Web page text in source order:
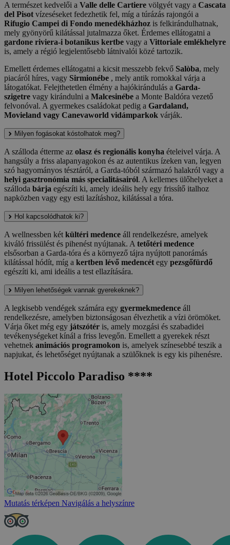
A természet kedvelői a Valle delle Cartiere völgyét vagy a Cascata
del Pisot vízeséseket fedezhetik fel, míg a túrázás rajongói a
Rifugio Campei di Fondo menedékházhoz is felkirándulhatnak,
mely gyönyörű kilátással jutalmazza őket. Érdemes ellátogatni a
gardone riviera-i botanikus kertbe vagy a Vittoriale emlékhelyre
is, amely a régió legjelentősebb látnivalói közé tartozik.
Emellett érdemes ellátogatni a kicsit messzebb fekvő Salòba, mely
piacáról híres, vagy Sirmionébe , mely antik romokkal várja a
látogatókat. Felejthetetlen élmény a hajókirándulás a Garda-
szigetre vagy kirándulni a Malcesinébe a Monte Baldóra vezető
felvonóval. A gyermekes családokat pedig a Gardaland,
Movieland vagy Canevaworld vidámparkok várják.
Milyen fogásokat kóstolhatok meg?
A szálloda étterme az olasz és regionális konyha ételeivel várja. A
hangsúly a friss alapanyagokon és az autentikus ízeken van, legyen
szó hagyományos tésztáról, a Garda-tóból származó halakról vagy a
helyi gasztronómia más specialitásairól. A kellemes ülőhelyeket a
szálloda bárja egészíti ki, amely ideális hely egy frissítő italhoz
napközben vagy egy esti lazításhoz, kilátással a tóra.
Hol kapcsolódhatok ki?
A wellnessben két kültéri medence áll rendelkezésre, amelyek
kiváló frissülést és pihenést nyújtanak. A tetőtéri medence
elsősorban a Garda-tóra és a környező tájra nyújtott panorámás
kilátással hódít, míg a kertben lévő medencét egy pezsgőfürdő
egészíti ki, ami ideális a test ellazítására.
Milyen lehetőségek vannak gyerekeknek?
A legkisebb vendégek számára egy gyermekmedence áll
rendelkezésre, amelyben biztonságosan élvezhetik a vízi örömöket.
Várja őket még egy játszótér is, amely mozgási és szabadidei
tevékenységeket kínál a friss levegőn. Emellett a gyerekek részt
vehetnek animációs programokon is, amelyek színesebbé teszik a
napjukat, és lehetőséget nyújtanak a szülőknek is egy kis pihenésre.
Hotel Piccolo Paradiso ****
Mutatás térképen Navigálás a helyszínre